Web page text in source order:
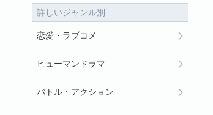
詳しいジャンル別
恋愛・ラブコメ
ヒューマンドラマ
バトル・アクション